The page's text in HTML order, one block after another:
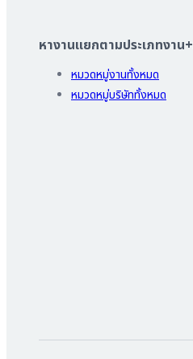
หางานแยกตามประเภทงาน+
หมวดหมู่งานทั้งหมด
หมวดหมู่บริษัททั้งหมด